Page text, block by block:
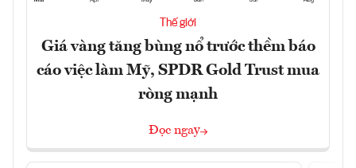
Thế giới
Giá vàng tăng bùng nổ trước thềm báo
cáo việc làm Mỹ, SPDR Gold Trust mua
ròng mạnh
Đọc ngay